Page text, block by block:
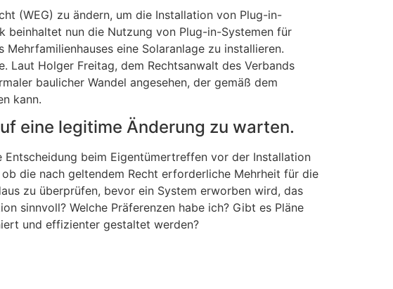
(WEG) zu ändern, um die Installation von Plug-in-
beinhaltet nun die Nutzung von Plug-in-Systemen für
eine Solaranlage zu installieren.
Laut Holger Freitag, dem Rechtsanwalt des Verbands
baulicher Wandel angesehen, der gemäß dem
kann.
eine legitime Änderung zu warten.
beim Eigentümertreffen vor der Installation
die nach geltendem Recht erforderliche Mehrheit für die
zu überprüfen, bevor ein System erworben wird, das
sinnvoll? Welche Präferenzen habe ich? Gibt es Pläne
und effizienter gestaltet werden?